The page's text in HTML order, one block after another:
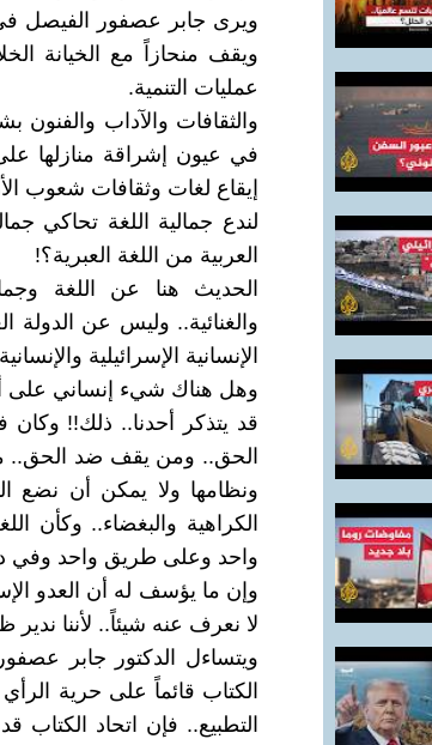
ويرى جابر عصفور الفيصل في
ويقف منحازاً مع الخيانة
عمليات التنمية.
والثقافات والآداب
في عيون إشراقة منازلها
إيقاع لغات وثقافات شعوب
لندع جمالية اللغة تحاكي
العربية من اللغة العبرية؟!
الحديث هنا عن اللغة
والغنائية.. وليس عن الدولة
الإنسانية الإسرائيلية
وهل هناك شيء إنساني على
قد يتذكر أحدنا.. ذلك!!
الحق.. ومن يقف ضد الحق..
ونظامها ولا يمكن أن نضع
الكراهية والبغضاء.. وكأن
واحد وعلى طريق واحد وفي
وإن ما يؤسف له أن العدو
لا نعرف عنه شيئاً.. لأننا ندير
ويتساءل الدكتور جابر
الكتاب قائماً على حرية
التطبيع.. فإن اتحاد